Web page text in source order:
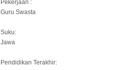
Pekerjaan :
Guru Swasta
Suku:
Jawa
Pendidikan Terakhir: